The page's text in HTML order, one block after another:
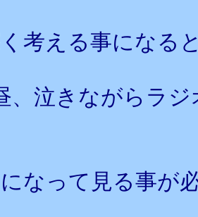
考える事になる
、泣きながらラ
なって見る事が